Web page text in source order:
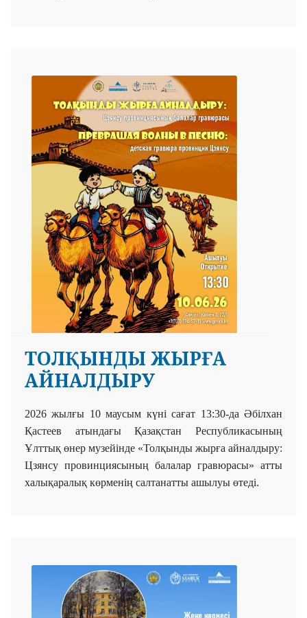
ТОЛҚЫНДЫ ЖЫРҒА
АЙНАЛДЫРУ
2026 жылғы 10 маусым күні сағат 13:30-да Әбілхан
Қастеев атындағы Қазақстан Республикасының
Ұлттық өнер музейінде «Толқынды жырға айналдыру:
Цзянсу провинциясының балалар гравюрасы» атты
халықаралық көрменің салтанатты ашылуы өтеді.